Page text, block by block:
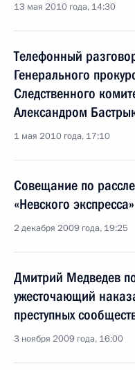
13 мая 2010 года, 14:30
Телефонный
Генерального
Следственного
Александром
1 мая 2010 года, 17:10
Совещание по
«Невского экспресса»
2 декабря 2009 года, 19:25
Дмитрий Медведев
ужесточающий
преступных
3 ноября 2009 года, 16:00